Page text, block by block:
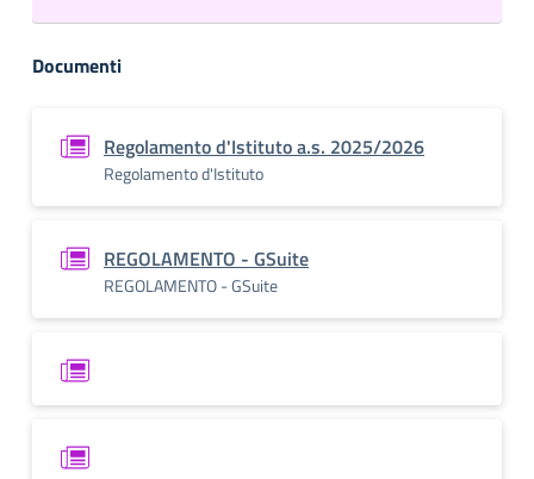
Documenti
Regolamento d'Istituto a.s. 2025/2026
Regolamento d'Istituto
REGOLAMENTO - GSuite
REGOLAMENTO - GSuite